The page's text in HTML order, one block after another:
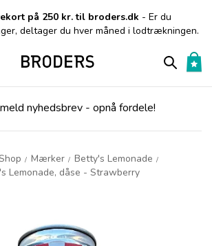
på 250 kr. til broders.dk - Er du
deltager du hver måned i lodtrækningen.
nyhedsbrev - opnå fordele!
/ Mærker / Betty's Lemonade /
Lemonade, dåse - Strawberry